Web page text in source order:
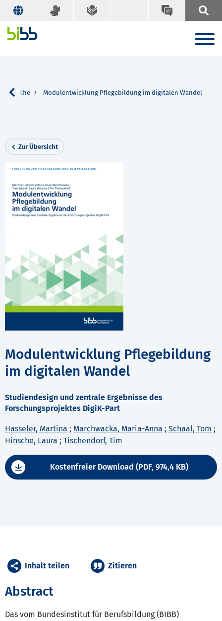
Suche Modulentwicklung Pflegebildung im digitalen Wandel
Zur Übersicht
Modulentwicklung Pflegebildung
im digitalen Wandel
Studiendesign und zentrale Ergebnisse des
Forschungsprojektes DigiK-Part
Hasseler, Martina ; Marchwacka, Maria-Anna ; Schaal, Tom ;
Hinsche, Laura ; Tischendorf, Tim
Kostenfreier Download (PDF, 974,4 KB)
Abstract
Das vom Bundesinstitut für Berufsbildung (BIBB)
Inhalt teilen Zitieren